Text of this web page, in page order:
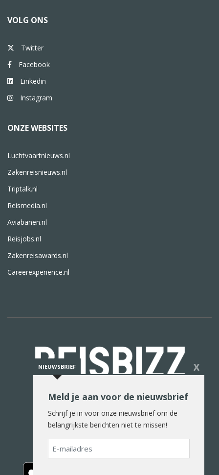
VOLG ONS
Twitter
Facebook
Linkedin
Instagram
ONZE WEBSITES
Luchtvaartnieuws.nl
Zakenreisnieuws.nl
Triptalk.nl
Reismedia.nl
Aviabanen.nl
Reisjobs.nl
Zakenreisawards.nl
Careerexperience.nl
De reiswereld in woord en beeld
NIEUWSBRIEF X
Meld je aan voor de nieuwsbrief
Schrijf je in voor onze nieuwsbrief om de
belangrijkste berichten niet te missen!
E-
mailadres